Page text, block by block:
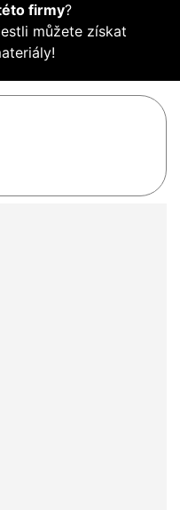
firmy?
můžete získat